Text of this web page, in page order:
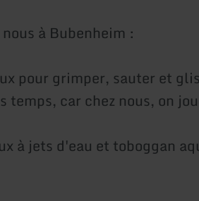
à Bubenheim :
pour grimper, sauter et
car chez nous, on
à jets d'eau et toboggan